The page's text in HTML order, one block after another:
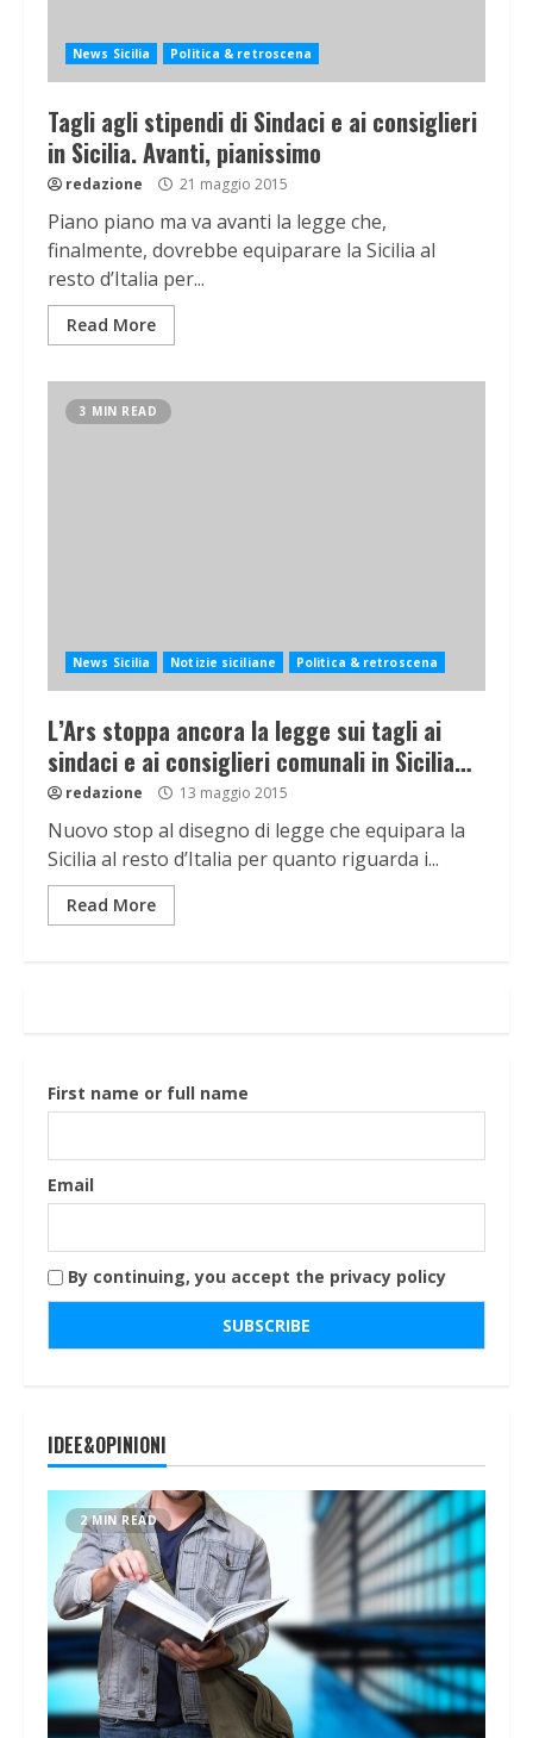
News Sicilia Politica & retroscena
Tagli agli stipendi di Sindaci e ai consiglieri
in Sicilia. Avanti, pianissimo
redazione 21 maggio 2015
Piano piano ma va avanti la legge che,
finalmente, dovrebbe equiparare la Sicilia al
resto d’Italia per...
Read More
3 MIN READ
News Sicilia Notizie siciliane Politica & retroscena
L’Ars stoppa ancora la legge sui tagli ai
sindaci e ai consiglieri comunali in Sicilia…
redazione 13 maggio 2015
Nuovo stop al disegno di legge che equipara la
Sicilia al resto d’Italia per quanto riguarda i...
Read More
First name or full name
Email
By continuing, you accept the privacy policy
IDEE&OPINIONI
2 MIN READ